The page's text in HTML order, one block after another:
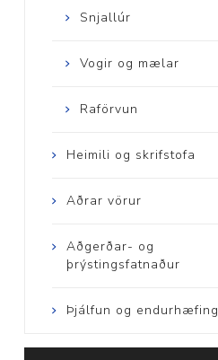
Snjallúr
Vogir og mælar
Raförvun
Heimili og skrifstofa
Aðrar vörur
Aðgerðar- og
þrýstingsfatnaður
Þjálfun og endurhæfing